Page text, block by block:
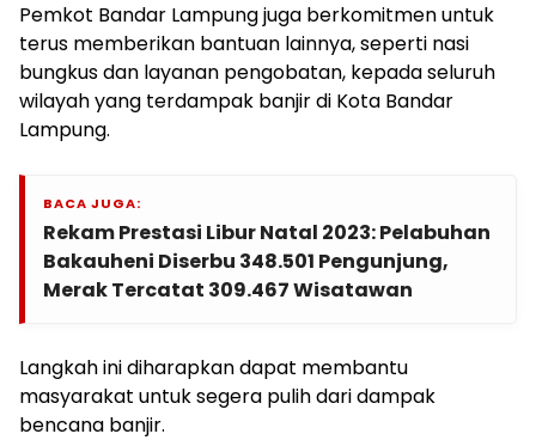
Pemkot Bandar Lampung juga berkomitmen untuk
terus memberikan bantuan lainnya, seperti nasi
bungkus dan layanan pengobatan, kepada seluruh
wilayah yang terdampak banjir di Kota Bandar
Lampung.
BACA JUGA:
Rekam Prestasi Libur Natal 2023: Pelabuhan
Bakauheni Diserbu 348.501 Pengunjung,
Merak Tercatat 309.467 Wisatawan
Langkah ini diharapkan dapat membantu
masyarakat untuk segera pulih dari dampak
bencana banjir.